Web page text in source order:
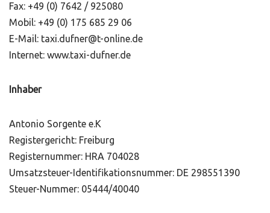
Fax: +49 (0) 7642 / 925080
Mobil: +49 (0) 175 685 29 06
E-Mail: taxi.dufner@t-online.de
Internet: www.taxi-dufner.de
Inhaber
Antonio Sorgente e.K
Registergericht: Freiburg
Registernummer: HRA 704028
Umsatzsteuer-Identifikationsnummer: DE 298551390
Steuer-Nummer: 05444/40040